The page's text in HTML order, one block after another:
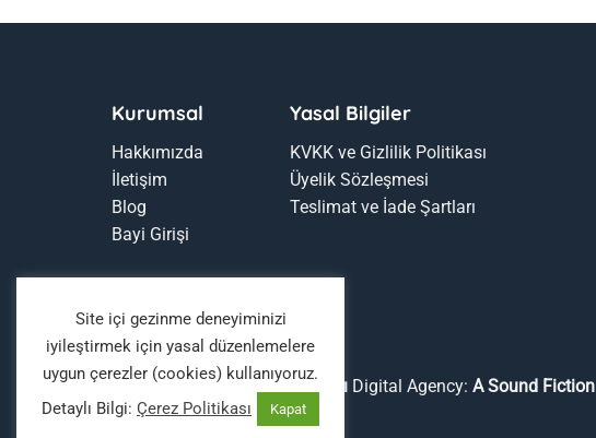
Kurumsal
Hakkımızda
İletişim
Blog
Bayi Girişi
Yasal Bilgiler
KVKK ve Gizlilik Politikası
Üyelik Sözleşmesi
Teslimat ve İade Şartları
Copyright 2026 ©Boyaavcıları Digital Agency: A Sound Fiction
Site içi gezinme deneyiminizi
iyileştirmek için yasal düzenlemelere
uygun çerezler (cookies) kullanıyoruz.
Detaylı Bilgi: Çerez Politikası Kapat